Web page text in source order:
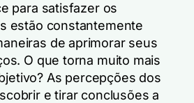
para satisfazer os
estão constantemente
de aprimorar seus
O que torna muito mais
As percepções dos
e tirar conclusões a